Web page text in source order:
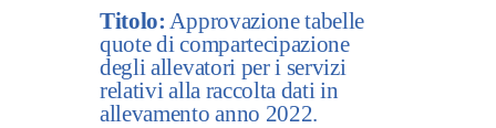
Titolo: Approvazione tabelle
quote di compartecipazione
degli allevatori per i servizi
relativi alla raccolta dati in
allevamento anno 2022.